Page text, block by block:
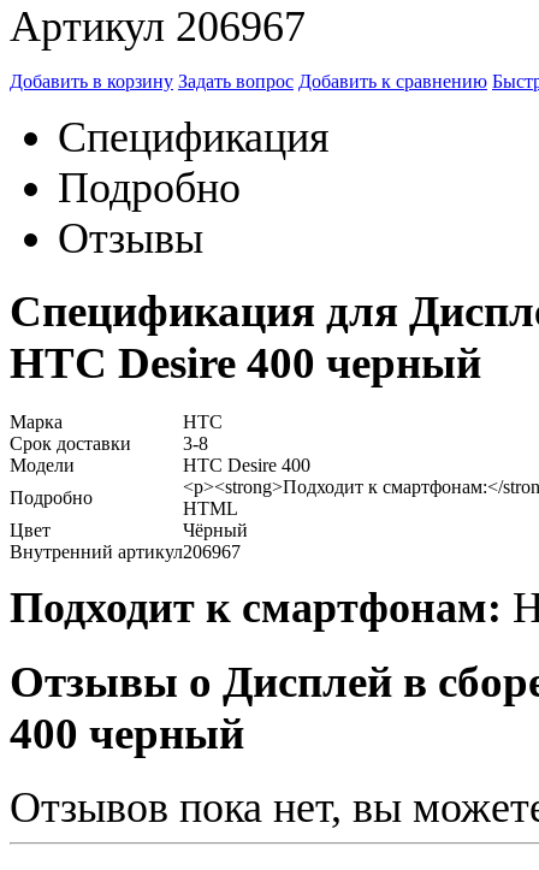
Артикул 206967
Добавить в корзину Задать вопрос Добавить к сравнению
Спецификация
Подробно
Отзывы
Спецификация для
HTC Desire 400 черный
Марка
HTC
Срок доставки
3-8
Модели
HTC Desire 400
Подробно
<p><strong>Подходит к смартфонам:</
HTML
Цвет
Чёрный
Внутренний артикул206967
Подходит к смартфонам:
Отзывы о Дисплей в
400 черный
Отзывов пока нет, вы